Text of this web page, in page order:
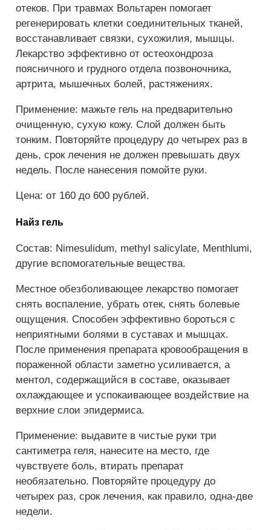
отеков. При травмах Вольтарен помогает
регенерировать клетки соединительных тканей,
восстанавливает связки, сухожилия, мышцы.
Лекарство эффективно от остеохондроза
поясничного и грудного отдела позвоночника,
артрита, мышечных болей, растяжениях.
Применение: мажьте гель на предварительно
очищенную, сухую кожу. Слой должен быть
тонким. Повторяйте процедуру до четырех раз в
день, срок лечения не должен превышать двух
недель. После нанесения помойте руки.
Цена: от 160 до 600 рублей.
Найз гель
Состав: Nimesulidum, methyl salicylate, Menthlumi,
другие вспомогательные вещества.
Местное обезболивающее лекарство помогает
снять воспаление, убрать отек, снять болевые
ощущения. Способен эффективно бороться с
неприятными болями в суставах и мышцах.
После применения препарата кровообращения в
пораженной области заметно усиливается, а
ментол, содержащийся в составе, оказывает
охлаждающее и успокаивающее воздействие на
верхние слои эпидермиса.
Применение: выдавите в чистые руки три
сантиметра геля, нанесите на место, где
чувствуете боль, втирать препарат
необязательно. Повторяйте процедуру до
четырех раз, срок лечения, как правило, одна-две
недели.